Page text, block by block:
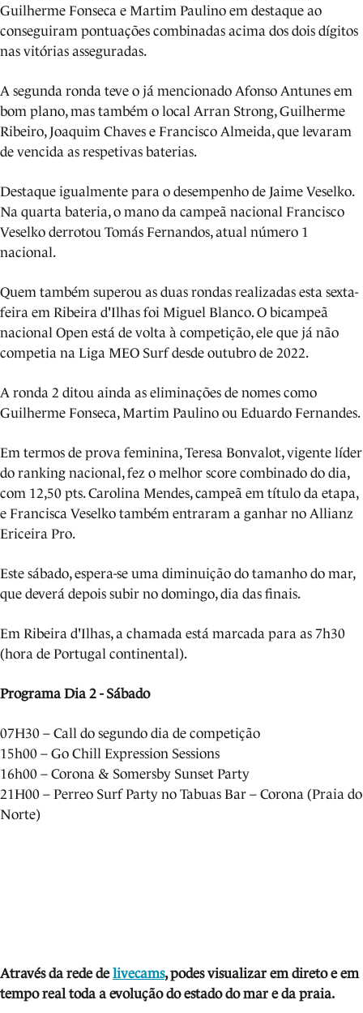
Guilherme Fonseca e Martim Paulino em destaque ao
conseguiram pontuações combinadas acima dos dois dígitos
nas vitórias asseguradas.
A segunda ronda teve o já mencionado Afonso Antunes em
bom plano, mas também o local Arran Strong, Guilherme
Ribeiro, Joaquim Chaves e Francisco Almeida, que levaram
de vencida as respetivas baterias.
Destaque igualmente para o desempenho de Jaime Veselko.
Na quarta bateria, o mano da campeã nacional Francisco
Veselko derrotou Tomás Fernandos, atual número 1
nacional.
Quem também superou as duas rondas realizadas esta sexta-
feira em Ribeira d'Ilhas foi Miguel Blanco. O bicampeã
nacional Open está de volta à competição, ele que já não
competia na Liga MEO Surf desde outubro de 2022.
A ronda 2 ditou ainda as eliminações de nomes como
Guilherme Fonseca, Martim Paulino ou Eduardo Fernandes.
Em termos de prova feminina, Teresa Bonvalot, vigente líder
do ranking nacional, fez o melhor score combinado do dia,
com 12,50 pts. Carolina Mendes, campeã em título da etapa,
e Francisca Veselko também entraram a ganhar no Allianz
Ericeira Pro.
Este sábado, espera-se uma diminuição do tamanho do mar,
que deverá depois subir no domingo, dia das finais.
Em Ribeira d'Ilhas, a chamada está marcada para as 7h30
(hora de Portugal continental).
Programa Dia 2 - Sábado
07H30 – Call do segundo dia de competição
15h00 – Go Chill Expression Sessions
16h00 – Corona & Somersby Sunset Party
21H00 – Perreo Surf Party no Tabuas Bar – Corona (Praia do
Norte)
Através da rede delivecams, podes visualizar em direto e em
tempo real toda a evolução do estado do mar e da praia.